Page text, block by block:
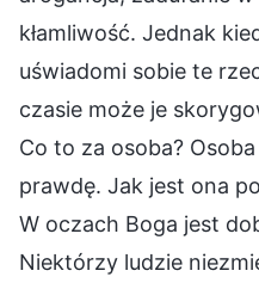
kłamliwość. Jednak
uświadomi sobie te
czasie może je
Co to za osoba?
prawdę. Jak jest ona
W oczach Boga jest
Niektórzy ludzie